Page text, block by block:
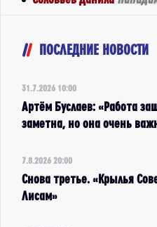
ПОСЛЕДНИЕ НОВОСТИ
31.7.2026 10:00
Артём Буслаев: «Работа
заметна, но она очень
7.8.2026 20:00
Снова третье. «Крылья
Лисам»